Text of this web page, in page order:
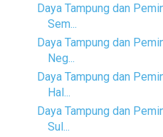
Daya Tampung dan
Sem...
Daya Tampung dan
Neg...
Daya Tampung dan
Hal...
Daya Tampung dan
Sul...